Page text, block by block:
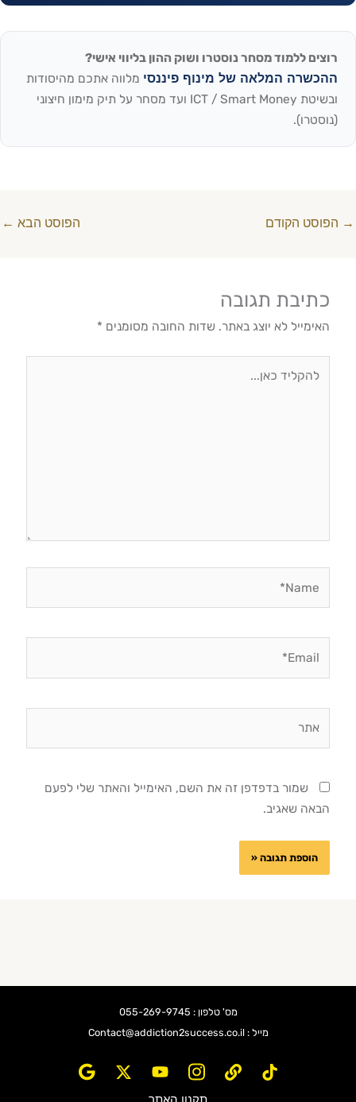
רוצים ללמוד מסחר נוסטרו ושוק ההון בליווי אישי?
ההכשרה המלאה של מינוף פיננסי מלווה אתכם מהיסודות
ובשיטת ICT / Smart Money ועד מסחר על תיק מימון חיצוני
(נוסטרו).
→ הפוסט הקודם הפוסט הבא ←
כתיבת תגובה
האימייל לא יוצג באתר. שדות החובה מסומנים *
שמור בדפדפן זה את השם, האימייל והאתר שלי לפעם
הבאה שאגיב.
מס' טלפון : 055-269-9745
מייל : Contact@addiction2success.co.il